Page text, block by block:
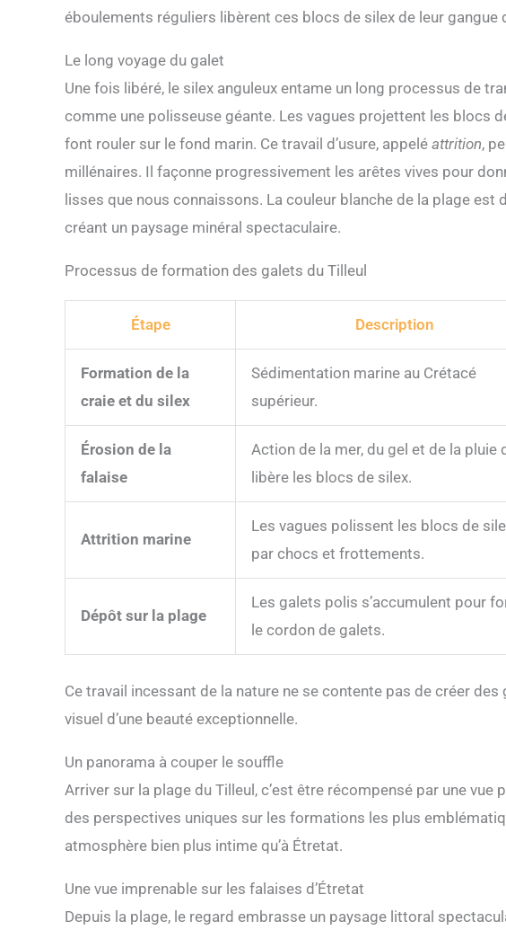
éboulements réguliers libèrent ces blocs de silex de leur gangue
Le long voyage du galet
Une fois libéré, le silex anguleux entame un long processus de
comme une polisseuse géante. Les vagues projettent les blocs
font rouler sur le fond marin. Ce travail d’usure, appelé attrition,
millénaires. Il façonne progressivement les arêtes vives pour
lisses que nous connaissons. La couleur blanche de la plage est
créant un paysage minéral spectaculaire.
Processus de formation des galets du Tilleul
Étape Description
Formation de la
craie et du silex
Sédimentation marine au Crétacé
supérieur.
Érosion de la
falaise
Action de la mer, du gel et de la pluie
libère les blocs de silex.
Attrition marine
Les vagues polissent les blocs de
par chocs et frottements.
Dépôt sur la plage
Les galets polis s’accumulent pour
le cordon de galets.
Ce travail incessant de la nature ne se contente pas de créer
visuel d’une beauté exceptionnelle.
Un panorama à couper le souffle
Arriver sur la plage du Tilleul, c’est être récompensé par une
des perspectives uniques sur les formations les plus
atmosphère bien plus intime qu’à Étretat.
Une vue imprenable sur les falaises d’Étretat
Depuis la plage, le regard embrasse un paysage littoral